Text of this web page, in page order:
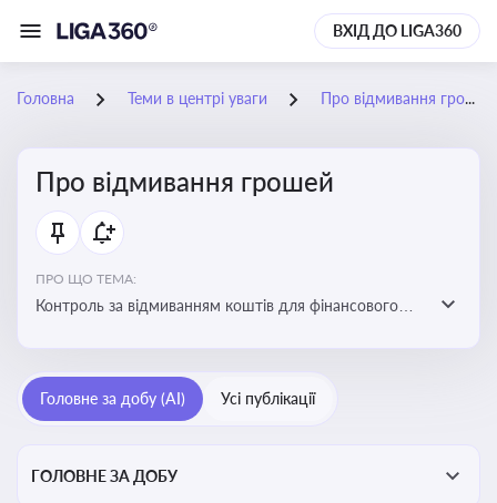
ВХІД ДО LIGA360
Головна Теми в центрі уваги Про відмивання грошей
Про відмивання грошей
ПРО ЩО ТЕМА:
Контроль за відмиванням коштів для фінансового
сплати податків. Вбудовування AML у договори та
Головне за добу (AI) Усі публікації
ГОЛОВНЕ ЗА ДОБУ